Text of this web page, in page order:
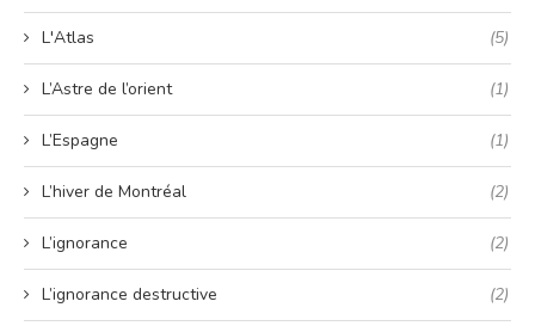
L'Atlas (5)
L’Astre de l’orient (1)
L’Espagne (1)
L’hiver de Montréal (2)
L’ignorance (2)
L’ignorance destructive (2)